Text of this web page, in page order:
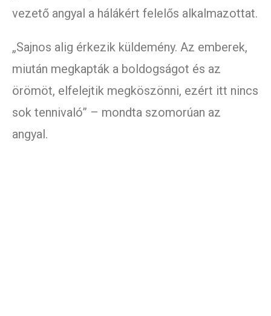
vezető angyal a hálákért felelős alkalmazottat.
„Sajnos alig érkezik küldemény. Az emberek,
miután megkapták a boldogságot és az
örömöt, elfelejtik megköszönni, ezért itt nincs
sok tennivaló” – mondta szomorúan az
angyal.